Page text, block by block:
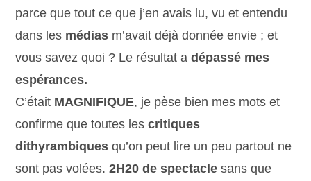
parce que tout ce que j’en avais lu, vu et entendu
dans les médias m’avait déjà donnée envie ; et
vous savez quoi ? Le résultat adépassé mes
espérances.
C’était MAGNIFIQUE, je pèse bien mes mots et
confirme que toutes les critiques
dithyrambiques qu’on peut lire un peu partout ne
sont pas volées.2H20 de spectacle sans que